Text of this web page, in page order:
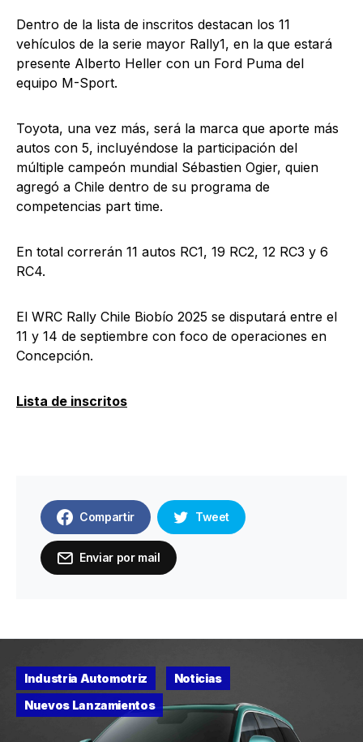
Dentro de la lista de inscritos destacan los 11
vehículos de la serie mayor Rally1, en la que estará
presente Alberto Heller con un Ford Puma del
equipo M-Sport.
Toyota, una vez más, será la marca que aporte más
autos con 5, incluyéndose la participación del
múltiple campeón mundial Sébastien Ogier, quien
agregó a Chile dentro de su programa de
competencias part time.
En total correrán 11 autos RC1, 19 RC2, 12 RC3 y 6
RC4.
El WRC Rally Chile Biobío 2025 se disputará entre el
11 y 14 de septiembre con foco de operaciones en
Concepción.
Lista de inscritos
Compartir Tweet
Enviar por mail
Industria Automotriz
Noticias
Nuevos Lanzamientos